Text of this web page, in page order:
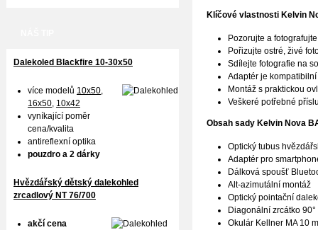
Klíčové vlastnosti Kelvin
Pozorujte a
Pořizujte ostré, živé
Sdílejte fotografie na
Adaptér je
Montáž s praktickou
Veškeré potřebné
Obsah sady Kelvin Nova
Optický tubus
Adaptér pro
Dálková spoušť
Alt-azimutální montáž
Optický pointační
Diagonální zrcátko 90°
Okulár Kellner MA 10
Dalekoled Blackfire 10-30x50
více modelů 10x50,
16x50, 10x42
vyníkající poměr
cena/kvalita
antireflexní optika
pouzdro a 2 dárky
Hvězdářský dětský dalekohled
zrcadlový NT 76/700
akčí cena